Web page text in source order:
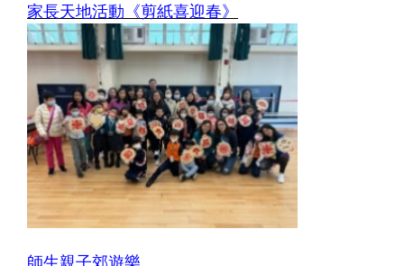
家長天地活動《剪紙喜迎春》
師生親子郊遊樂